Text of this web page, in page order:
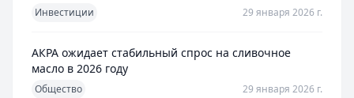
Инвестиции 29 января 2026 г.
АКРА ожидает стабильный спрос на сливочное
масло в 2026 году
Общество 29 января 2026 г.